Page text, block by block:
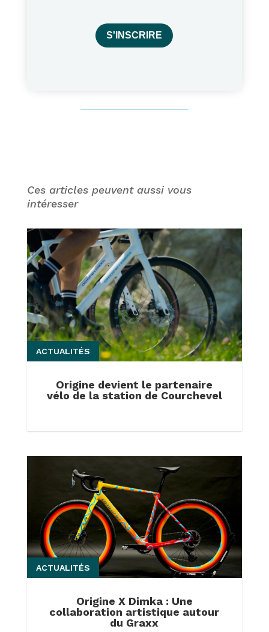
S'INSCRIRE
Ces articles peuvent aussi vous
intéresser
Origine devient le partenaire
vélo de la station de Courchevel
ACTUALITÉS
Origine X Dimka : Une
collaboration artistique autour
du Graxx
ACTUALITÉS